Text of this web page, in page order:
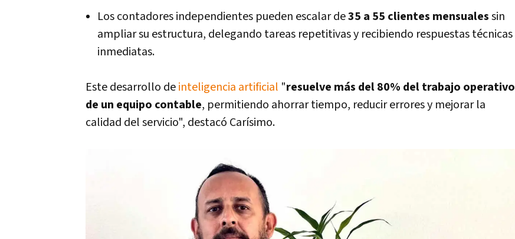
Los contadores independientes pueden escalar de35 a 55 clientes mensualessin
ampliar su estructura, delegando tareas repetitivas y recibiendo respuestas técnicas
inmediatas.
Este desarrollo deinteligencia artificial "resuelve más del 80% del trabajo operativo
de un equipo contable, permitiendo ahorrar tiempo, reducir errores y mejorar la
calidad del servicio", destacó Carísimo.